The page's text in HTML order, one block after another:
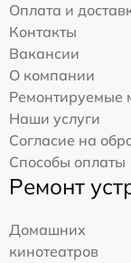
Оплата и
Контакты
Вакансии
О компании
Ремонтируемые
Наши услуги
Согласие на
Способы оплаты
Ремонт
Домашних
кинотеатров